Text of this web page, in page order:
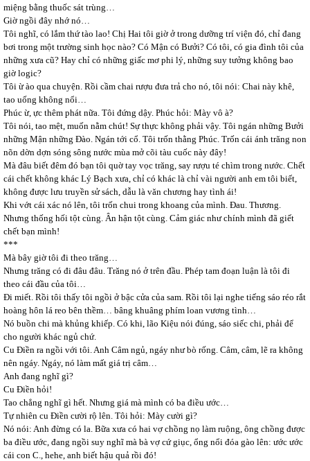
miệng bằng thuốc sát trùng…
Giờ ngồi đây nhớ nó…
Tôi nghĩ, có lắm thứ tào lao! Chị Hai tôi giờ ở trong dưỡng trí viện đó, chỉ đang
bơi trong một trường sinh học nào? Có Mận có Bưởi? Có tôi, có gia đình tôi của
những xưa cũ? Hay chỉ có những giấc mơ phi lý, những suy tưởng không bao
giờ logic?
Tôi ừ ào qua chuyện. Rồi cầm chai rượu đưa trả cho nó, tôi nói: Chai này khê,
tao uống không nổi…
Phúc ừ, ực thêm phát nữa. Tôi đứng dậy. Phúc hỏi: Mày vô à?
Tôi nói, tao mệt, muốn nằm chút! Sự thực không phải vậy. Tôi ngán những Bưởi
những Mận những Đào. Ngán tới cổ. Tôi trốn thằng Phúc. Trốn cái ánh trăng non
nõn dờn dợn sóng sông nước mùa mở cõi tàu cuốc này đây!
Mà đâu biết đêm đó bạn tôi quờ tay vọc trăng, say rượu té chìm trong nước. Chết
cái chết không khác Lý Bạch xưa, chỉ có khác là chỉ vài người anh em tôi biết,
không được lưu truyền sử sách, dẫu là văn chương hay tình ái!
Khi vớt cái xác nó lên, tôi trốn chui trong khoang của mình. Đau. Thương.
Nhưng thống hối tột cùng. Ân hận tột cùng. Cảm giác như chính mình đã giết
chết bạn mình!
***
Mà bây giờ tôi đi theo trăng…
Nhưng trăng có đi đâu đâu. Trăng nó ở trên đầu. Phép tam đoạn luận là tôi đi
theo cái đầu của tôi…
Đi miết. Rồi tôi thấy tôi ngồi ở bậc cửa của sam. Rồi tôi lại nghe tiếng sáo réo rắt
hoàng hôn lá reo bên thềm… bâng khuâng phím loan vương tình…
Nó buồn chi mà khủng khiếp. Có khi, lão Kiệu nói đúng, sáo siếc chi, phải để
cho người khác ngủ chứ.
Cu Điền ra ngồi với tôi. Anh Câm ngủ, ngáy như bò rống. Câm, câm, lẽ ra không
nên ngáy. Ngáy, nó làm mất giá trị câm…
Anh đang nghĩ gì?
Cu Điền hỏi!
Tao chẳng nghĩ gì hết. Nhưng giá mà mình có ba điều ước…
Tự nhiên cu Điền cười rộ lên. Tôi hỏi: Mày cười gì?
Nó nói: Anh đừng có la. Bữa xưa có hai vợ chồng nọ làm ruộng, ông chồng được
ba điều ước, đang ngồi suy nghĩ mà bà vợ cứ giục, ổng nổi đóa gào lên: ước ước
cái con C., hehe, anh biết hậu quả rồi đó!